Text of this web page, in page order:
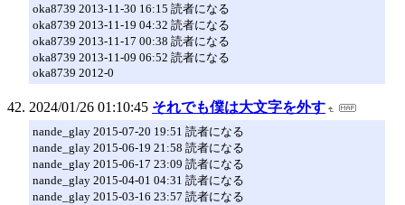
oka8739 2013-11-30 16:15 読者になる
oka8739 2013-11-19 04:32 読者になる
oka8739 2013-11-17 00:38 読者になる
oka8739 2013-11-09 06:52 読者になる
oka8739 2012-0
2024/01/26 01:10:45 それでも僕は大文字を外す
nande_glay 2015-07-20 19:51 読者になる
nande_glay 2015-06-19 21:58 読者になる
nande_glay 2015-06-17 23:09 読者になる
nande_glay 2015-04-01 04:31 読者になる
nande_glay 2015-03-16 23:57 読者になる